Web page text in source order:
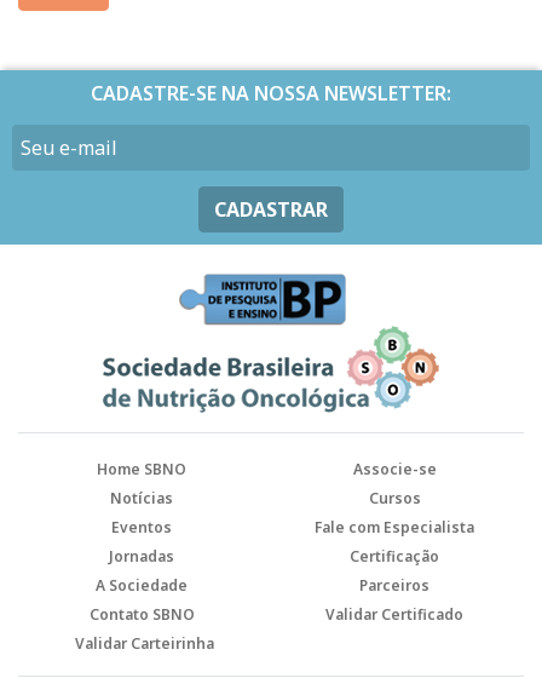
CADASTRE-SE NA NOSSA NEWSLETTER:
CADASTRAR
Home SBNO
Associe-se
Notícias
Cursos
Eventos
Fale com Especialista
Jornadas
Certificação
A Sociedade
Parceiros
Contato SBNO
Validar Certificado
Validar Carteirinha